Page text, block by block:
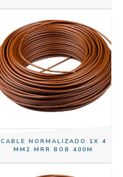
CABLE NORMALIZADO 1X 4
MM2 MRR BOB 400M